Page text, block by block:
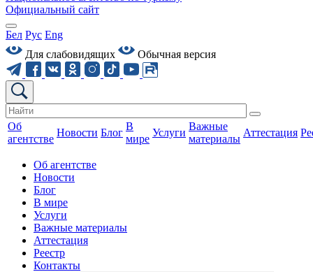
Официальный сайт
Бел Рус Eng
Для слабовидящих
Обычная версия
Об
агентстве
Новости Блог
В
мире
Услуги
Важные
материалы
Аттестация
Об агентстве
Новости
Блог
В мире
Услуги
Важные материалы
Аттестация
Реестр
Контакты